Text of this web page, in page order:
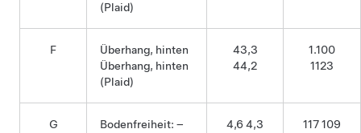
(Plaid)
F
Überhang, hinten
Überhang, hinten
(Plaid)
43,3
44,2
1.100
1123
G
Bodenfreiheit: –
4,6 4,3
117 109